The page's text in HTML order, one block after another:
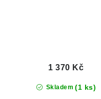
Skladem (1 ks)
1 370 Kč